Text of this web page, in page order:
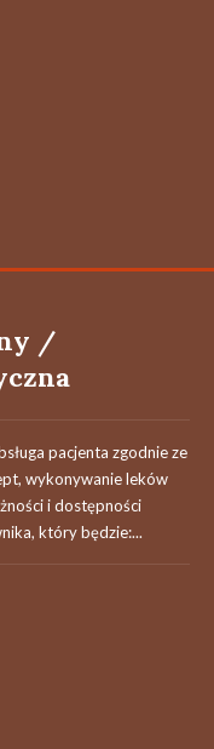
/
pacjenta zgodnie ze
wykonywanie leków
i dostępności
który będzie:...